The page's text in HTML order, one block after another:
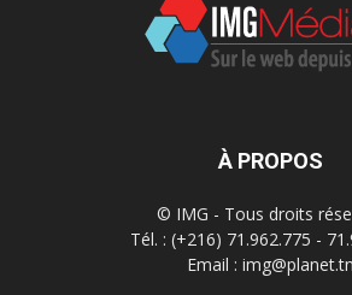
À PROPOS
© IMG - Tous droits
Tél. : (+216) 71.962.775 -
Email : img@planet.tn